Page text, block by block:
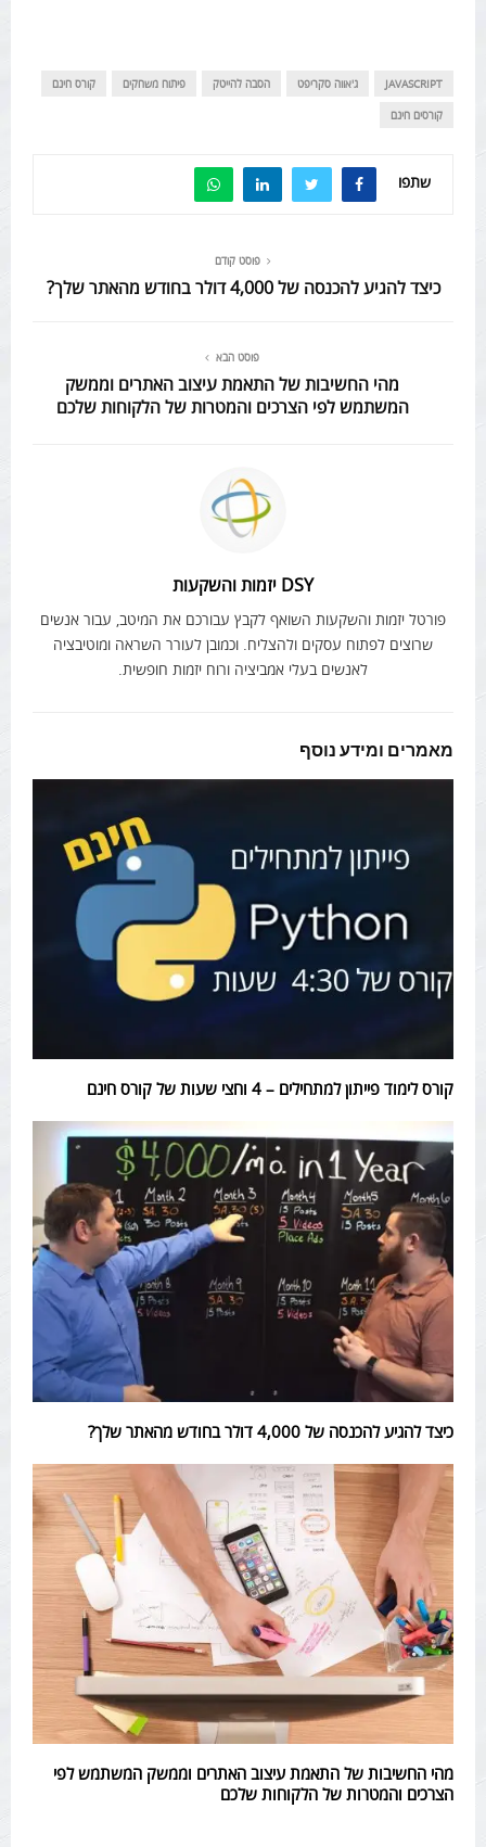
JAVASCRIPT ג'אווה סקריפט הסבה להייטק פיתוח משחקים קורס חינם
קורסים חינם
שתפו
פוסט קודם
כיצד להגיע להכנסה של 4,000 דולר בחודש מהאתר שלך?
פוסט הבא
מהי החשיבות של התאמת עיצוב האתרים וממשק
המשתמש לפי הצרכים והמטרות של הלקוחות שלכם
DSY יזמות והשקעות
פורטל יזמות והשקעות השואף לקבץ עבורכם את המיטב, עבור אנשים
שרוצים לפתוח עסקים ולהצליח. וכמובן לעורר השראה ומוטיבציה
לאנשים בעלי אמביציה ורוח יזמות חופשית.
מאמרים ומידע נוסף
קורס לימוד פייתון למתחילים – 4 וחצי שעות של קורס חינם
כיצד להגיע להכנסה של 4,000 דולר בחודש מהאתר שלך?
מהי החשיבות של התאמת עיצוב האתרים וממשק המשתמש לפי
הצרכים והמטרות של הלקוחות שלכם